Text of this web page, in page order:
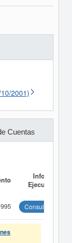
2001)
Cuentas
Informe
Ejecutivo
Consultar